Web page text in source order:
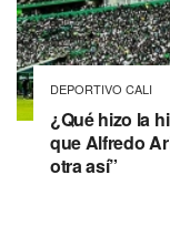
DEPORTIVO CALI
¿Qué hizo la
que Alfredo
otra así”